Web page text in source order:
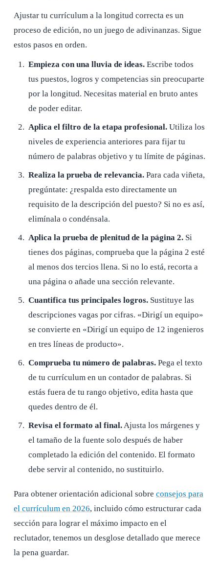
Ajustar tu currículum a la longitud correcta es un
proceso de edición, no un juego de adivinanzas. Sigue
estos pasos en orden.
Empieza con una lluvia de ideas.Escribe todos
tus puestos, logros y competencias sin preocuparte
por la longitud. Necesitas material en bruto antes
de poder editar.
Aplica el filtro de la etapa profesional.Utiliza los
niveles de experiencia anteriores para fijar tu
número de palabras objetivo y tu límite de páginas.
Realiza la prueba de relevancia.Para cada viñeta,
pregúntate: ¿respalda esto directamente un
requisito de la descripción del puesto? Si no es así,
elimínala o condénsala.
Aplica la prueba de plenitud de la página 2.Si
tienes dos páginas, comprueba que la página 2 esté
al menos dos tercios llena. Si no lo está, recorta a
una página o añade una sección relevante.
Cuantifica tus principales logros.Sustituye las
descripciones vagas por cifras. «Dirigí un equipo»
se convierte en «Dirigí un equipo de 12 ingenieros
en tres líneas de producto».
Comprueba tu número de palabras.Pega el texto
de tu currículum en un contador de palabras. Si
estás fuera de tu rango objetivo, edita hasta que
quedes dentro de él.
Revisa el formato al final.Ajusta los márgenes y
el tamaño de la fuente solo después de haber
completado la edición del contenido. El formato
debe servir al contenido, no sustituirlo.
Para obtener orientación adicional sobre consejos para
el currículum en 2026, incluido cómo estructurar cada
sección para lograr el máximo impacto en el
reclutador, tenemos un desglose detallado que merece
la pena guardar.